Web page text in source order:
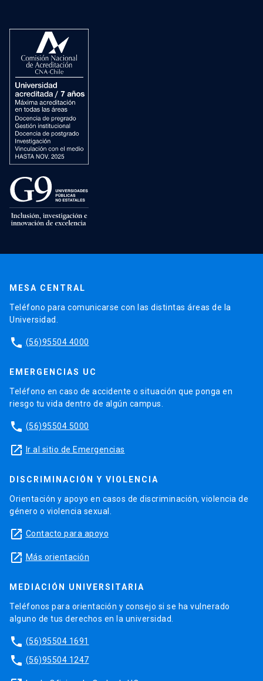
MESA CENTRAL
Teléfono para comunicarse con las distintas áreas de la
Universidad.
phone (56)95504 4000
EMERGENCIAS UC
Teléfono en caso de accidente o situación que ponga en
riesgo tu vida dentro de algún campus.
phone (56)95504 5000
launch Ir al sitio de Emergencias
DISCRIMINACIÓN Y VIOLENCIA
Orientación y apoyo en casos de discriminación, violencia de
género o violencia sexual.
launch Contacto para apoyo
launch Más orientación
MEDIACIÓN UNIVERSITARIA
Teléfonos para orientación y consejo si se ha vulnerado
alguno de tus derechos en la universidad.
phone (56)95504 1691
phone (56)95504 1247